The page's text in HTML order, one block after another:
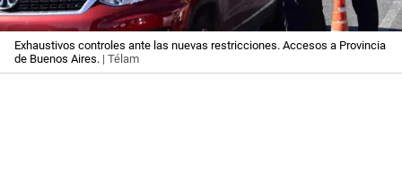
Exhaustivos controles ante las nuevas restricciones. Accesos a Provincia
de Buenos Aires. | Télam